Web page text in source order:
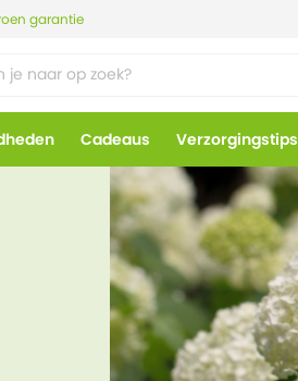
garantie
Cadeaus Verzorgingstips